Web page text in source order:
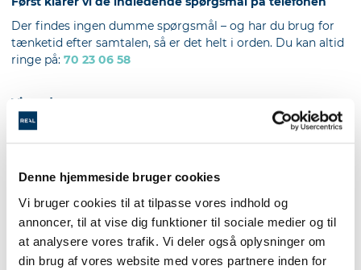
Denne hjemmeside bruger cookies
Vi bruger cookies til at tilpasse vores indhold og
annoncer, til at vise dig funktioner til sociale medier og til
at analysere vores trafik. Vi deler også oplysninger om
din brug af vores website med vores partnere inden for
Der findes ingen dumme spørgsmål – og har du brug for
tænketid efter samtalen, så er det helt i orden. Du kan altid
ringe på: 70 23 06 58
Vi mødes
Sammen kan I planlægge et møde, hvor din mægler kan
besigtige boligen fysisk. Det tager omkring en halv til en
Vurderingen
Efter vi har gået din bolig igennem, giver mægleren sin
professionelle vurdering af dit hus, lejlighed eller anden
bolig.